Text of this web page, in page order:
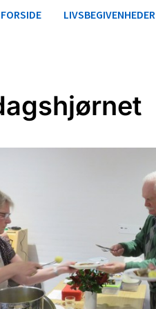
FORSIDE LIVSBEGIVENHEDER